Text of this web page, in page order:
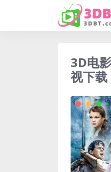
3D电
视下载